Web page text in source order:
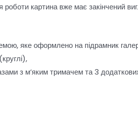
картина вже має закінчений
яке оформлено на підрамник
з м’яким тримачем та 3